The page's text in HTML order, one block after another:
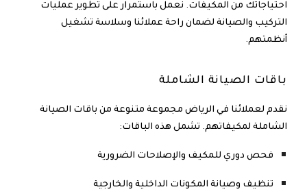
احتياجاتك من المكيفات. نعمل باستمرار على تطوير عمليات
التركيب والصيانة لضمان راحة عملائنا وسلاسة تشغيل
أنظمتهم.
باقات الصيانة الشاملة
نقدم لعملائنا في الرياض مجموعة متنوعة من باقات الصيانة
الشاملة لمكيفاتهم. تشمل هذه الباقات:
فحص دوري للمكيف والإصلاحات الضرورية
تنظيف وصيانة المكونات الداخلية والخارجية